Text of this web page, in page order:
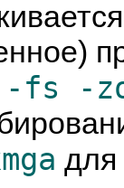
-fs -
для